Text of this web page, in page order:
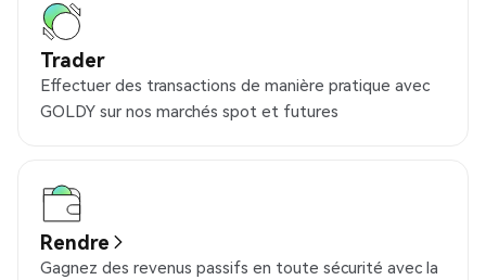
Trader
Effectuer des transactions de manière pratique avec
GOLDY sur nos marchés spot et futures
Rendre
Gagnez des revenus passifs en toute sécurité avec la